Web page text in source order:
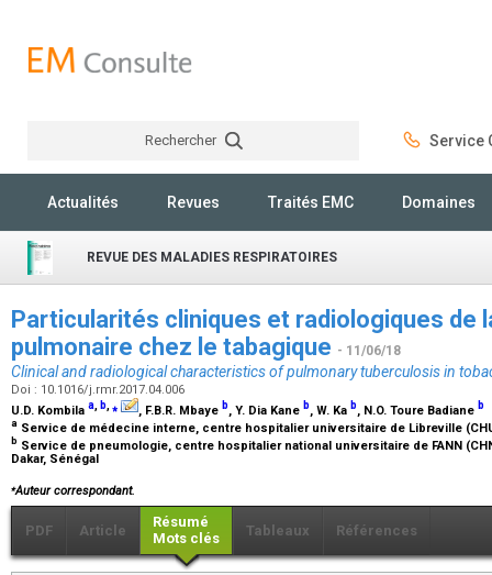
Rechercher Service
Actualités Revues Traités EMC Domaines
REVUE DES MALADIES RESPIRATOIRES
Particularités cliniques et radiologiques de
pulmonaire chez le tabagique - 11/06/18
Clinical and radiological characteristics of pulmonary tuberculosis in
Doi : 10.1016/j.rmr.2017.04.006
U.D. Kombila a, b,⁎ , F.B.R. Mbaye b, Y. Dia Kane b, W. Ka b, N.O. Toure Badiane b
a Service de médecine interne, centre hospitalier universitaire de Libreville
b Service de pneumologie, centre hospitalier national universitaire de FANN
Dakar, Sénégal
⁎Auteur correspondant.
PDF Article
Résumé
Mots clés
Tableaux Références